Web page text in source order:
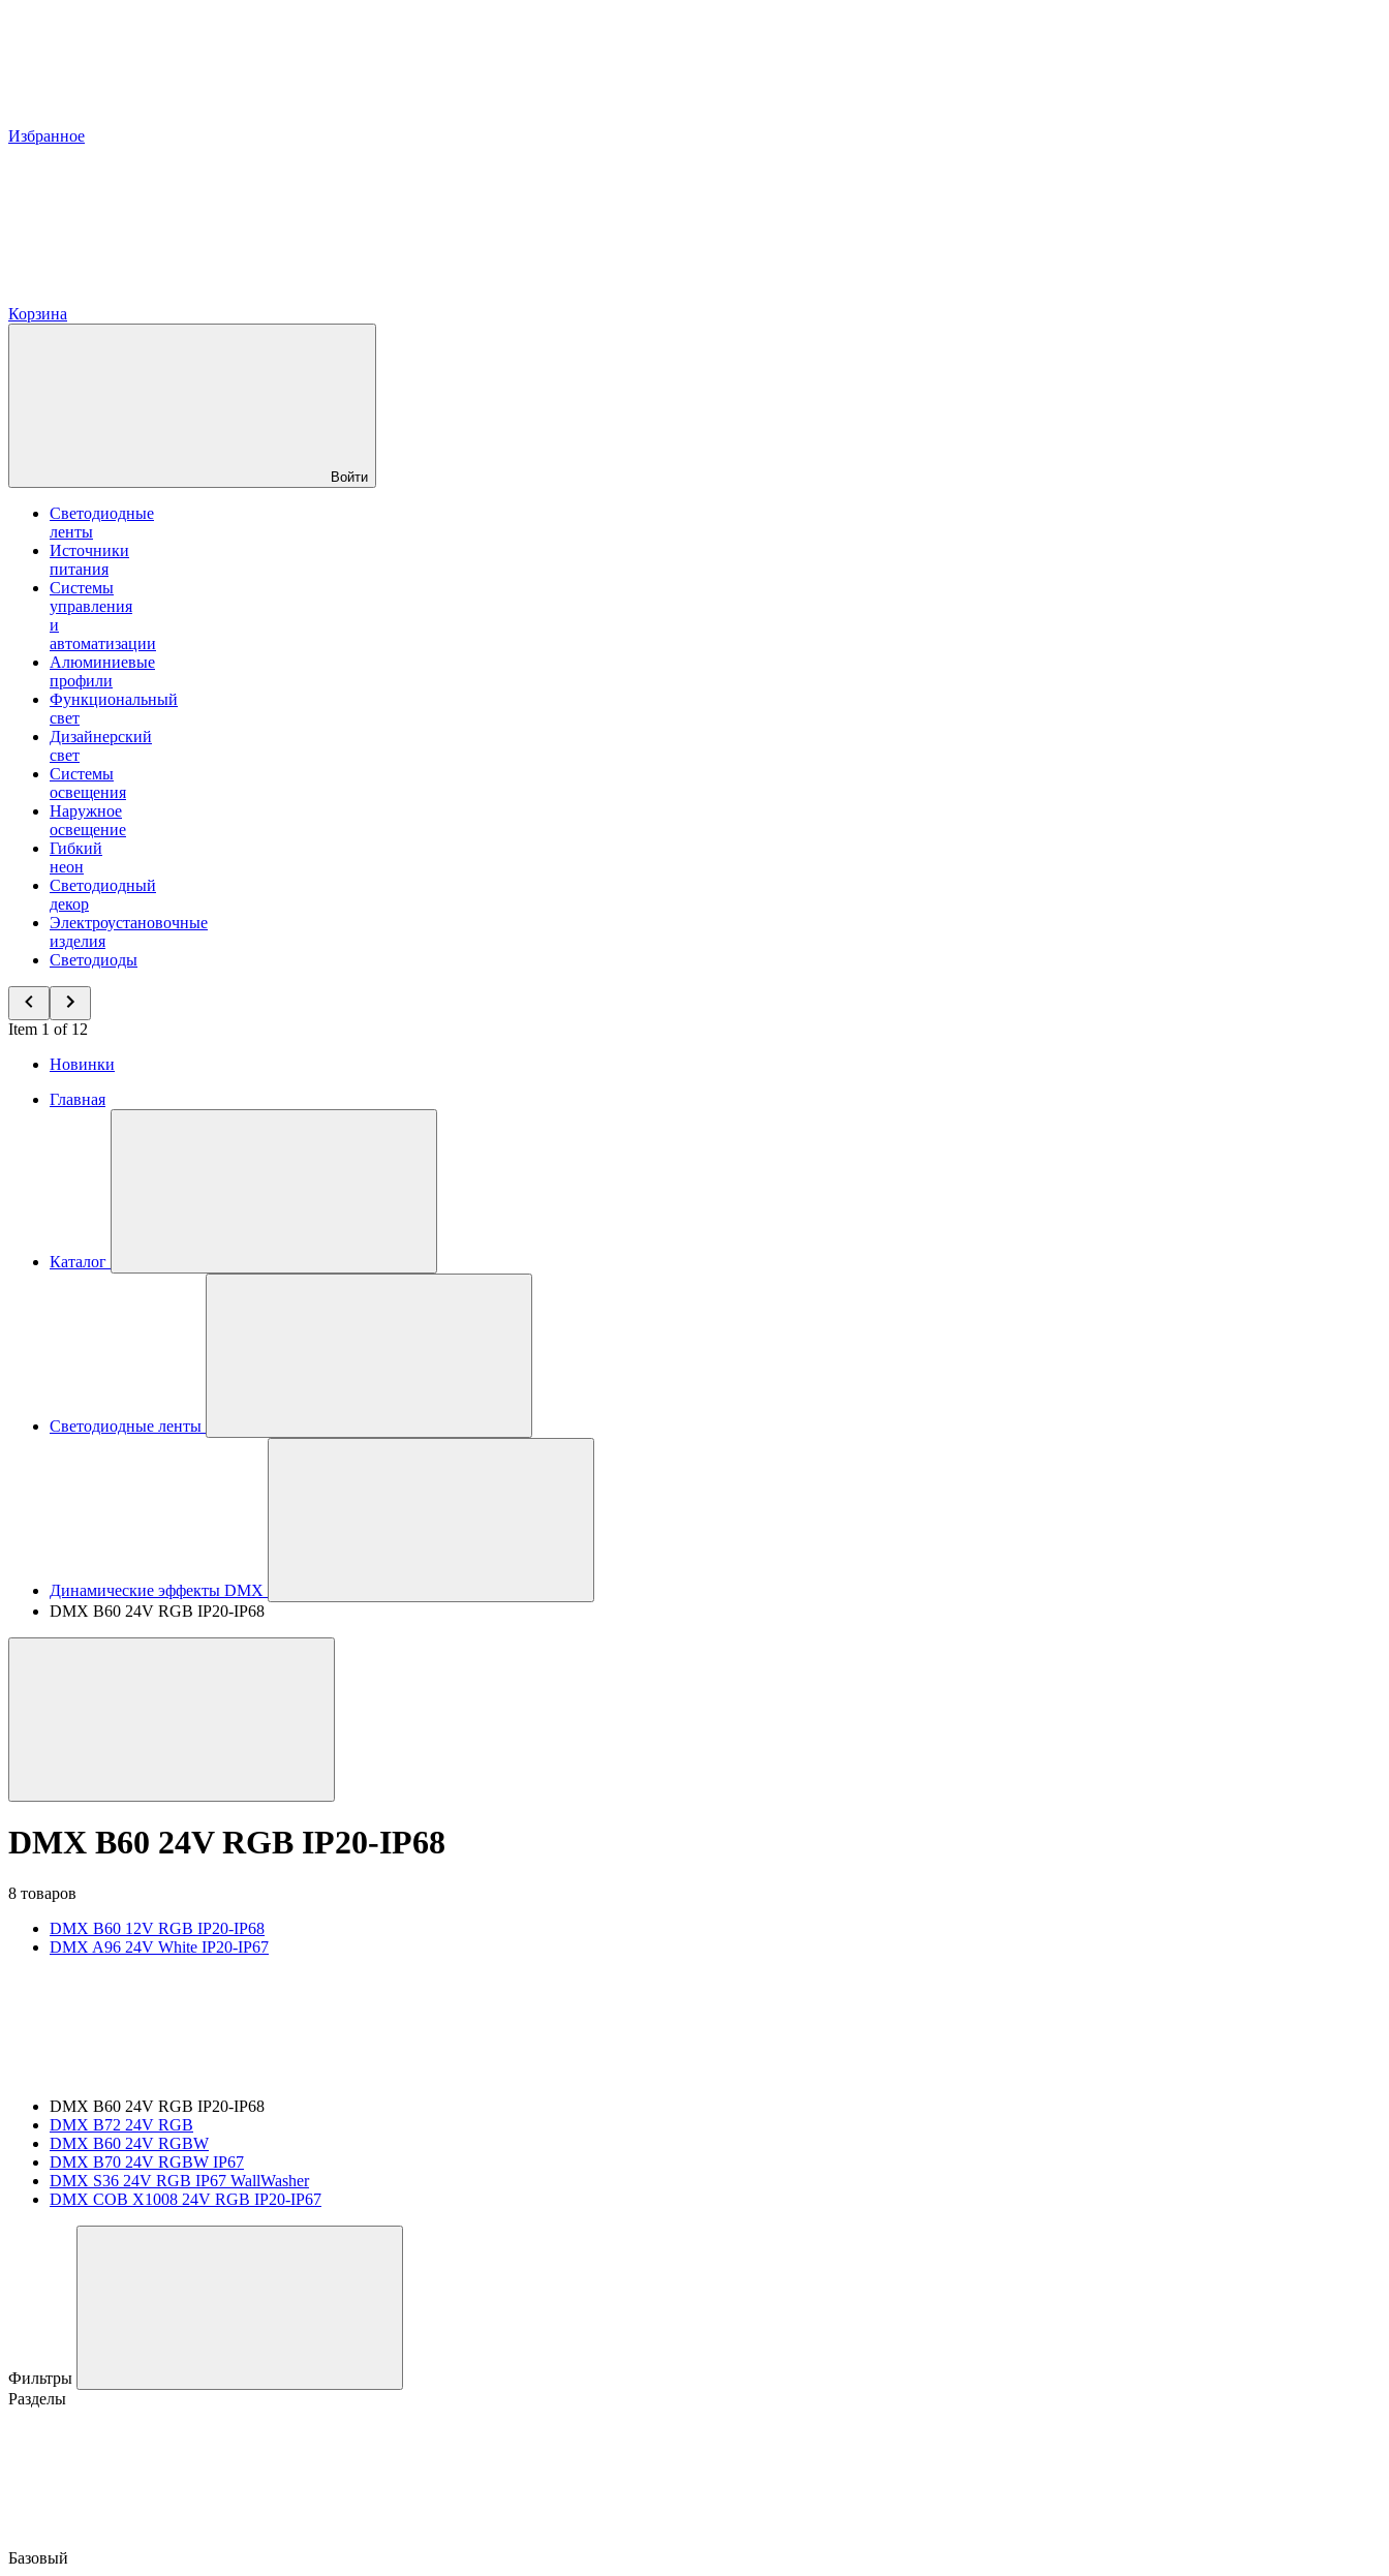
Избранное
Корзина
Войти
Светодиодные
ленты
Источники
питания
Системы
управления
и
автоматизации
Алюминиевые
профили
Функциональный
свет
Дизайнерский
свет
Системы
освещения
Наружное
освещение
Гибкий
неон
Светодиодный
декор
Электроустановочные
изделия
Светодиоды
Item 1 of 12
Новинки
Главная
Каталог
Светодиодные ленты
Динамические эффекты DMX
DMX B60 24V RGB IP20-IP68
DMX B60 24V RGB IP20-IP68
8 товаров
DMX B60 12V RGB IP20-IP68
DMX A96 24V White IP20-IP67
DMX B60 24V RGB IP20-IP68
DMX B72 24V RGB
DMX B60 24V RGBW
DMX B70 24V RGBW IP67
DMX S36 24V RGB IP67 WallWasher
DMX COB X1008 24V RGB IP20-IP67
Фильтры
Разделы
Базовый